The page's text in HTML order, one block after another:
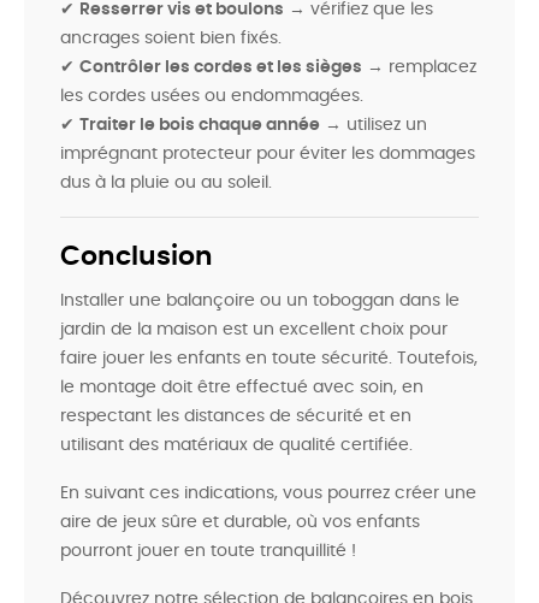
✔
Resserrer vis et boulons → vérifiez que les
ancrages soient bien fixés.
✔ Contrôler les cordes et les sièges → remplacez
les cordes usées ou endommagées.
✔ Traiter le bois chaque année → utilisez un
imprégnant protecteur pour éviter les dommages
dus à la pluie ou au soleil.
Conclusion
Installer une balançoire ou un toboggan dans le
jardin de la maison est un excellent choix pour
faire jouer les enfants en toute sécurité. Toutefois,
le montage doit être effectué avec soin, en
respectant les distances de sécurité et en
utilisant des matériaux de qualité certifiée.
En suivant ces indications, vous pourrez créer une
aire de jeux sûre et durable, où vos enfants
pourront jouer en toute tranquillité !
Découvrez notre sélection de balançoires en bois